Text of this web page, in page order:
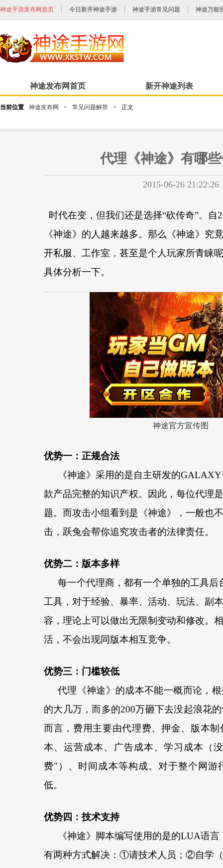
神途手游发布网首页 今日新开神途手游 神途手游常见问题 神途万能
神途发布网首页 新开神途列表
当前位置 神途发布网 > 常见问题解答 > 正文
代理《神途》有哪
2015-06-26 21:22:26
时代在变，但我们还是选择“砍传奇”。自
《神途》的人越来越多。那么《神途》究
开私服、工作室，甚至是个人玩家所青睐
具体分析一下。
神途官方宣传图
优势一 ： 正规合法
《神途》 采用的是自主研发的
款产品完整的知识产权。 因此， 每位代理是
题。而攻击小组看到是《神途》，一般也
击，跃兔会帮你追究攻击者的法律责任。
优势二 ： 版本多样
每一个代理商，都有一个单独的工具后
工具，对于经验、 暴率、 活动、 玩法、 副
容，理论上可以做出无限制 变动和修改。
活 ，不会出现同版本相互竞争。
优势三：门槛较低
代理《神途》的成本不能一概而论，
的大几万，而多的200万砸下去没起浪花
而言，费用主要由代理费、押金、版本
本、运营成本、广告成本、学习成本（
费"）、时间成本等构成。对于整个网游
低。
优势四：技术支持
《神途》脚本编写使用的是的LUA语
有两种方式解决：①请技术人员；②自学